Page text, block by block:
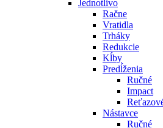
Jednotlivo
Račne
Vratidla
Trháky
Redukcie
Kĺby
Predĺženia
Ručné
Impact
Nástavce
Ručné